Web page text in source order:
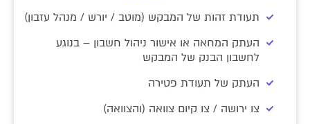
תעודת זהות של המבקש (מוטב / יורש / מנהל עזבון)
העתק המחאה או אישור ניהול חשבון – בנוגע
לחשבון הבנק של המבקש
העתק של תעודת פטירה
צו ירושה / צו קיום צוואה (והצוואה)